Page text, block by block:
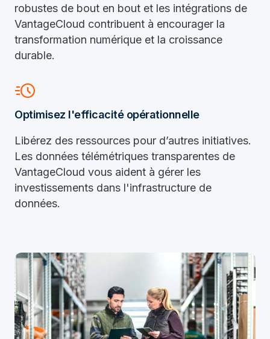
robustes de bout en bout et les intégrations de
VantageCloud contribuent à encourager la
transformation numérique et la croissance
durable.
acute
Optimisez l'efficacité opérationnelle
Libérez des ressources pour d’autres initiatives.
Les données télémétriques transparentes de
VantageCloud vous aident à gérer les
investissements dans l'infrastructure de
données.